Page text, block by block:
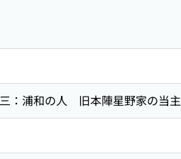
浦和の人 旧本陣星野家の当主